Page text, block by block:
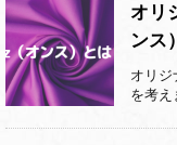
オリ
ンス
オリ
を考え